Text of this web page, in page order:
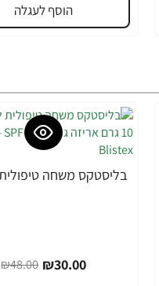
הוסף לעגלה
-38%
₪30.00
₪48.00